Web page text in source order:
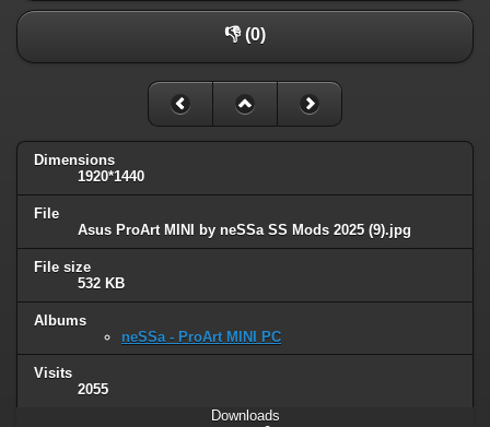
👎 (0)
Dimensions
1920*1440
File
Asus ProArt MINI by neSSa SS Mods 2025 (9).jpg
File size
532 KB
Albums
neSSa - ProArt MINI PC
Visits
2055
Downloads